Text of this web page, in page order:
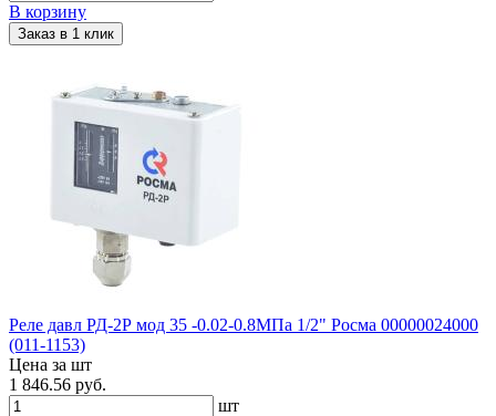
В корзину
Заказ в 1 клик
Реле давл РД-2Р мод 35 -0.02-0.8МПа 1/2" Росма 00000024000
(011-1153)
Цена за шт
1 846.56 руб.
шт